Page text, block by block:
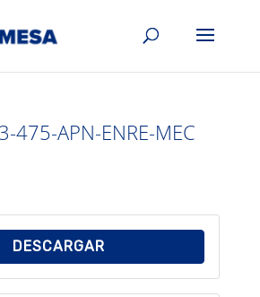
475-APN-ENRE-MEC
DESCARGAR